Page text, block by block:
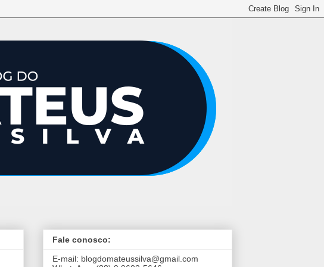
Fale conosco:
E-mail: blogdomateussilva@gmail.com